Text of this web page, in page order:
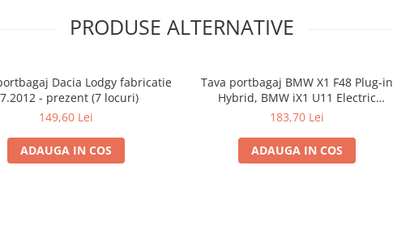
PRODUSE ALTERNATIVE
Dacia Lodgy fabricatie
- prezent (7 locuri)
149,60 Lei
ADAUGA IN COS
Tava portbagaj BMW X1 F48 Plug-in
Hybrid, BMW iX1 U11 Electric
Guardliner™ Aristar
183,70 Lei
ADAUGA IN COS